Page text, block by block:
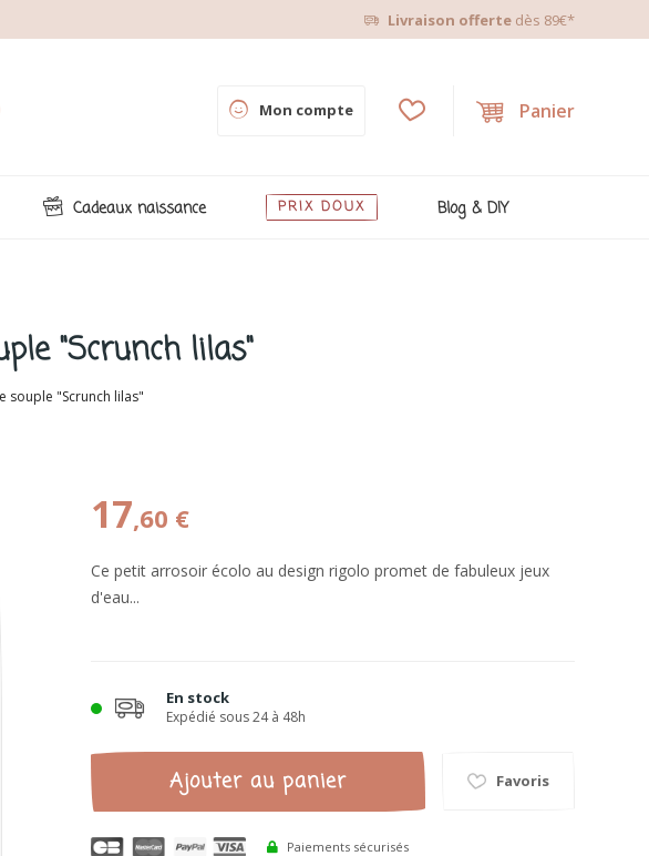
Livraison offerte dès 89€*
Panier
Mon compte
Cadeaux naissance PRIX DOUX Blog & DIY
"Scrunch lilas"
souple "Scrunch lilas"
17,60 €
Ce petit arrosoir écolo au design rigolo promet de fabuleux jeux
d'eau...
En stock
Expédié sous 24 à 48h
Ajouter au panier Favoris
Paiements sécurisés